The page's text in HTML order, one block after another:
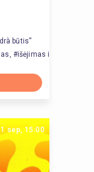
būtis”
#išėjimas iš komforto
sep, 15:00